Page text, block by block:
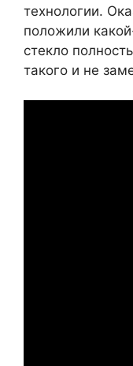
технологии.
положили
стекло
такого и не